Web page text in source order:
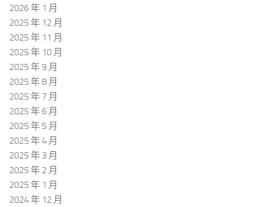
2026 年 1 月
2025 年 12 月
2025 年 11 月
2025 年 10 月
2025 年 9 月
2025 年 8 月
2025 年 7 月
2025 年 6 月
2025 年 5 月
2025 年 4 月
2025 年 3 月
2025 年 2 月
2025 年 1 月
2024 年 12 月